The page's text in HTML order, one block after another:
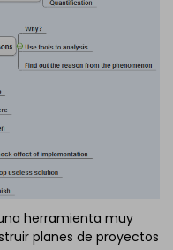
herramienta muy
planes de proyectos